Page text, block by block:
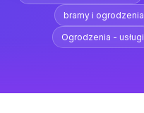
bramy i ogrodzenia
Ogrodzenia - usługi